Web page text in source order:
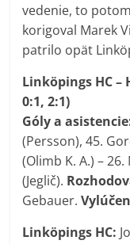
vedenie, to
korigoval Marek
patrilo opät
Linköpings HC –
0:1, 2:1)
Góly a
(Persson), 45.
(Olimb K. A.) –
(Jeglič).
Gebauer.
Linköpings HC: